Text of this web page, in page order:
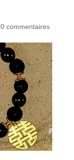
0 commentaires